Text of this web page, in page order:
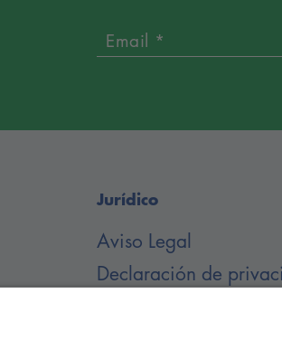
Email *
Jurídico
Aviso Legal
Declaración de